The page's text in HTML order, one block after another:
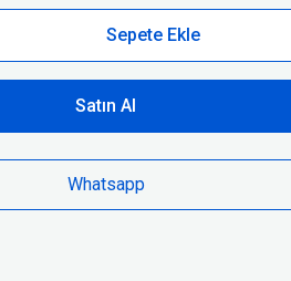
Sepete Ekle
Satın Al
Whatsapp